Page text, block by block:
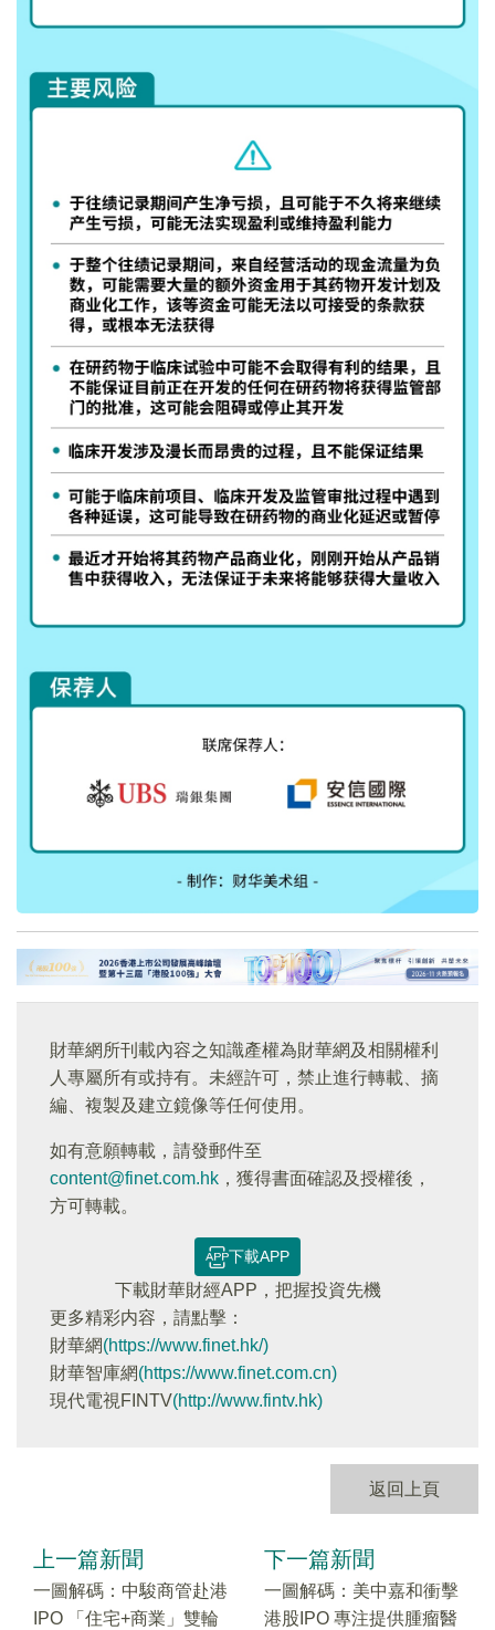
財華網所刊載內容之知識產權為財華網及相關權利
人專屬所有或持有。未經許可，禁止進行轉載、摘
編、複製及建立鏡像等任何使用。
如有意願轉載，請發郵件至
content@finet.com.hk ，獲得書面確認及授權後，
方可轉載。
下載APP
下載財華財經APP，把握投資先機
更多精彩内容，請點擊：
財華網(https://www.finet.hk/)
財華智庫網(https://www.finet.com.cn)
現代電視FINTV(http://www.fintv.hk)
返回上頁
上一篇新聞
一圖解碼：中駿商管赴港
IPO 「住宅+商業」雙輪
下一篇新聞
一圖解碼：美中嘉和衝擊
港股IPO 專注提供腫瘤醫